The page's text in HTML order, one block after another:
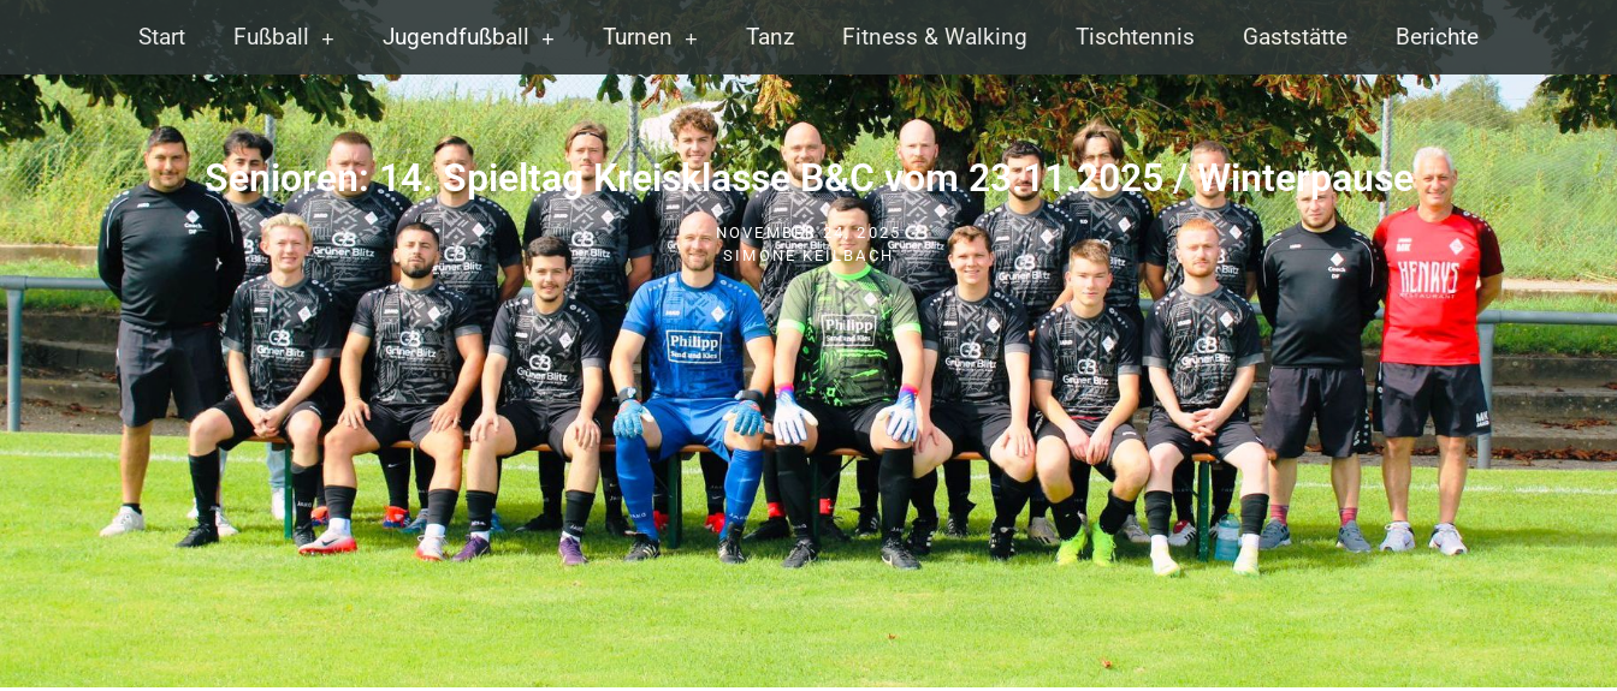
Start Fußball Jugendfußball Turnen Tanz Fitness & Walking Tischtennis Gaststätte Berichte
Senioren: 14. Spieltag Kreisklasse B&C vom 23.11.2025 / Winterpause
NOVEMBER 24, 2025
SIMONE KEILBACH